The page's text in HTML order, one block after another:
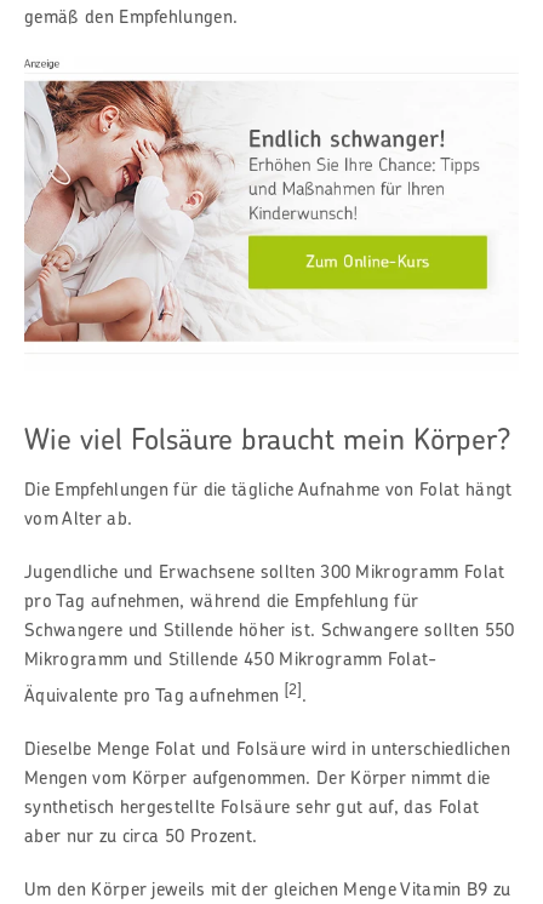
gemäß den Empfehlungen.
Wie viel Folsäure braucht mein Körper?
Die Empfehlungen für die tägliche Aufnahme von Folat hängt
vom Alter ab.
Jugendliche und Erwachsene sollten 300 Mikrogramm Folat
pro Tag aufnehmen, während die Empfehlung für
Schwangere und Stillende höher ist. Schwangere sollten 550
Mikrogramm und Stillende 450 Mikrogramm Folat-
Äquivalente pro Tag aufnehmen [2].
Dieselbe Menge Folat und Folsäure wird in unterschiedlichen
Mengen vom Körper aufgenommen. Der Körper nimmt die
synthetisch hergestellte Folsäure sehr gut auf, das Folat
aber nur zu circa 50 Prozent.
Um den Körper jeweils mit der gleichen Menge Vitamin B9 zu